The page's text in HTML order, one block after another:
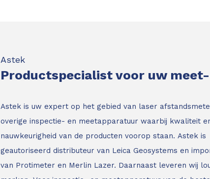
Astek
Productspecialist voor uw
Astek is uw expert op het gebied van laser
overige inspectie- en meetapparatuur waarbij kwaliteit
nauwkeurigheid van de producten voorop staan. Astek is
geautoriseerd distributeur van Leica Geosystems en
van Protimeter en Merlin Lazer. Daarnaast leveren wij